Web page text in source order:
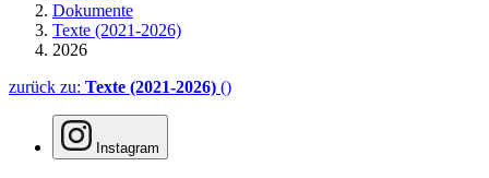
Dokumente
Texte (2021-2026)
2026
zurück zu: Texte (2021-2026) ()
Instagram